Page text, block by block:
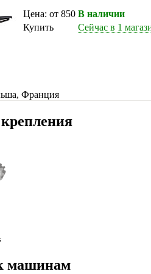
Цена: от 850 В наличии
Купить
Сейчас в 1
Франция
машинам